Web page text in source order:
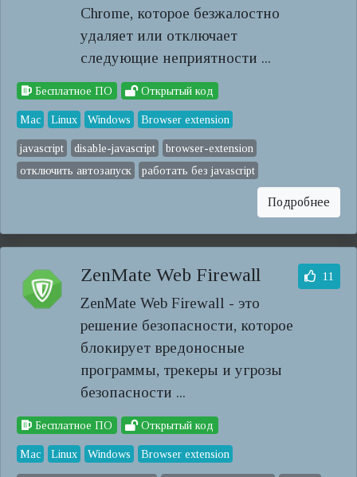
Chrome, которое безжалостно
удаляет или отключает
следующие неприятности ...
Бесплатное ПО Открытый код
Mac Linux Windows Browser extension
javascript disable-javascript
browser-extension
отключить автозапуск
работать без javascript
Подробнее
ZenMate Web Firewall
ZenMate Web Firewall - это
решение безопасности, которое
блокирует вредоносные
программы, трекеры и угрозы
безопасности ...
11
Бесплатное ПО Открытый код
Mac Linux Windows Browser extension